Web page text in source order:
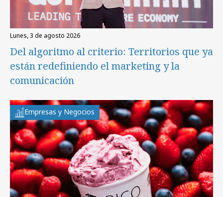
lunes, 3 de agosto 2026
Del algoritmo al criterio: Territorios que ya
están redefiniendo el marketing y la
comunicación
Empresas y Negocios